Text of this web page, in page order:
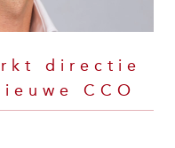
directie
CCO